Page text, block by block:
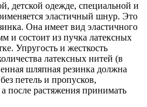
детской одежде, специальной и
эластичный шнур. Это
Она имеет вид эластичного
и состоит из пучка латексных
Упругость и жесткость
латексных нитей (в
шляпная резинка должна
петель и пропусков,
после растяжения принимать